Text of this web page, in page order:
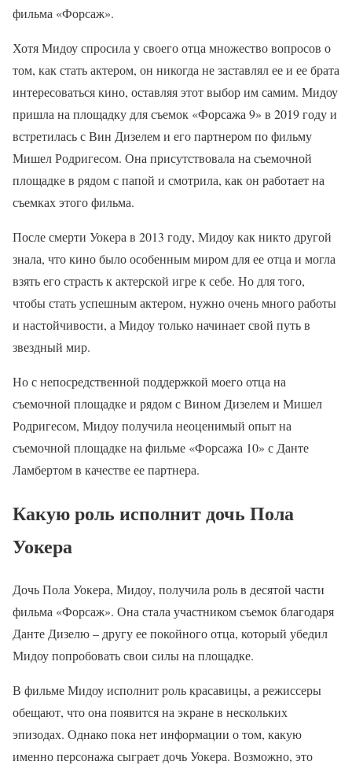
фильма «Форсаж».
Хотя Мидоу спросила у своего отца множество вопросов о
том, как стать актером, он никогда не заставлял ее и ее брата
интересоваться кино, оставляя этот выбор им самим. Мидоу
пришла на площадку для съемок «Форсажа 9» в 2019 году и
встретилась с Вин Дизелем и его партнером по фильму
Мишел Родригесом. Она присутствовала на съемочной
площадке в рядом с папой и смотрила, как он работает на
съемках этого фильма.
После смерти Уокера в 2013 году, Мидоу как никто другой
знала, что кино было особенным миром для ее отца и могла
взять его страсть к актерской игре к себе. Но для того,
чтобы стать успешным актером, нужно очень много работы
и настойчивости, а Мидоу только начинает свой путь в
звездный мир.
Но с непосредственной поддержкой моего отца на
съемочной площадке и рядом с Вином Дизелем и Мишел
Родригесом, Мидоу получила неоценимый опыт на
съемочной площадке на фильме «Форсажа 10» с Данте
Ламбертом в качестве ее партнера.
Какую роль исполнит дочь Пола
Уокера
Дочь Пола Уокера, Мидоу, получила роль в десятой части
фильма «Форсаж». Она стала участником съемок благодаря
Данте Дизелю – другу ее покойного отца, который убедил
Мидоу попробовать свои силы на площадке.
В фильме Мидоу исполнит роль красавицы, а режиссеры
обещают, что она появится на экране в нескольких
эпизодах. Однако пока нет информации о том, какую
именно персонажа сыграет дочь Уокера. Возможно, это